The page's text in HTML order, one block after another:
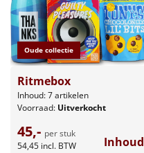
Ideeën
Personeel
Doe het zelf
Sinterklaaspakketten
Particulier
Oude collectie
Ritmebox
Inhoud: 7 artikelen
Voorraad: Uitverkocht
45,- per stuk
54,45 incl. BTW Inhoud